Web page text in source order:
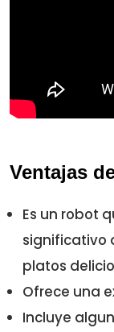
Ventajas
Es un robot
significativo
platos
Ofrece una
Incluye